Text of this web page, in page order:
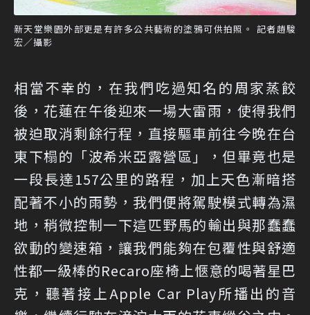
新天堂樂園外部更是有許多公共藝術的塗鴉可供拍照。 記者趙駿
宏／攝影
相當不幸的，在我們吃過知名的周家蒸餃
後，花蓮在午後迎來一場大雷雨，使得我們
被迫取消剩餘行程，直接驅車前往今晚在台
東下榻的「波希米亞露營區」，但畢竟也是
一段長達157公里的路程，加上天色漸暗搭
配著不小的雨勢，我們便將駕駛模式轉為濕
地，稍微控制一下這匹野馬的輸出與那蠢蠢
欲動的變速箱，讓我們能夠在包覆性與舒適
性都一級棒的Recaro座椅上愜意的喝著星巴
克，聽著接上Apple Car Play所播出的音